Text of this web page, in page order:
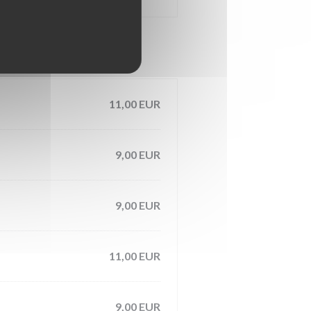
11,00 EUR
9,00 EUR
9,00 EUR
11,00 EUR
9,00 EUR